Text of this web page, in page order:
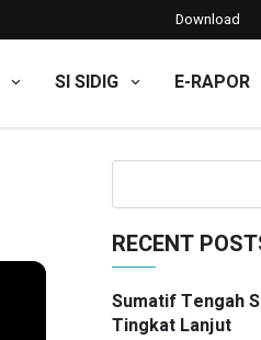
Download
SI SIDIG E-RAPOR
RECENT
Sumatif Tengah
Tingkat Lanjut